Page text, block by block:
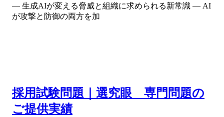
― 生成AIが変える脅威と組織に求められる新常識 ― AI
が攻撃と防御の両方を加
採用試験問題｜選究眼 専門問題の
ご提供実績